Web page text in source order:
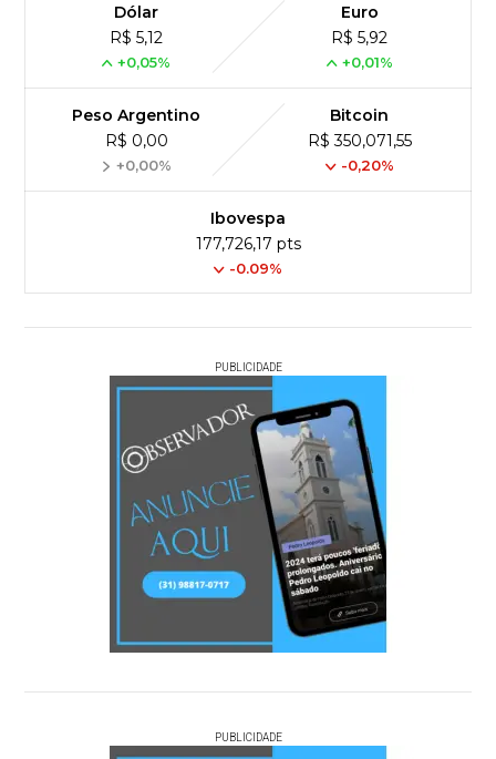
Dólar
R$ 5,12
+0,05%
Euro
R$ 5,92
+0,01%
Peso Argentino
R$ 0,00
+0,00%
Bitcoin
R$ 350,071,55
-0,20%
Ibovespa
177,726,17 pts
-0.09%
PUBLICIDADE
PUBLICIDADE